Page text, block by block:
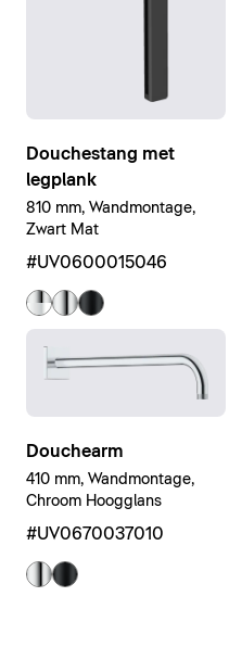
Douchestang met
legplank
810 mm, Wandmontage,
Zwart Mat
#UV0600015046
Douchearm
410 mm, Wandmontage,
Chroom Hoogglans
#UV0670037010